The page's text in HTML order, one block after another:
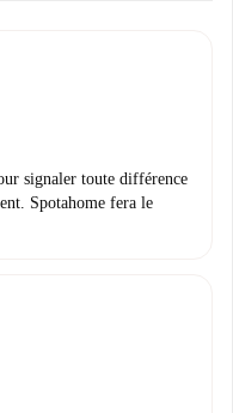
signalé.
signaler toute différence
Spotahome fera le